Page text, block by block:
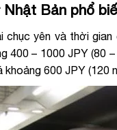
Bản phổ
yên và thời
400 – 1000 JPY (80
600 JPY (120